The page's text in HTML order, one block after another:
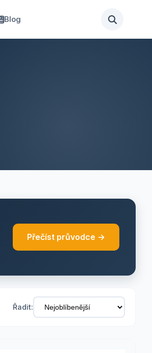
Blog
Přečíst průvodce →
Řadit: